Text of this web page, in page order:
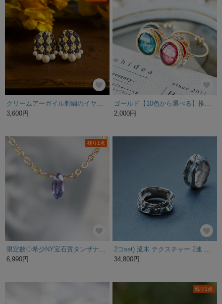
3,600円
2,000円
残り1点
6,990円
34,800円
残り1点